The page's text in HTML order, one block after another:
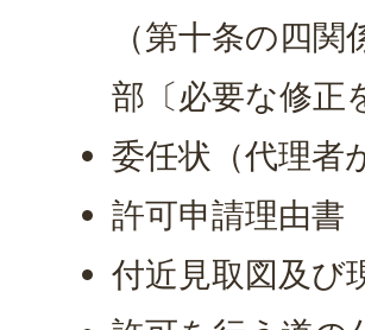
（第十条の四
部〔必要な修正
委任状（代理者
許可申請理由書
付近見取図及び